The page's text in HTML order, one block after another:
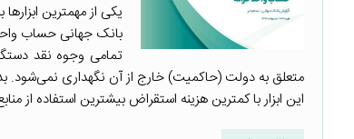
یکی از مهمترین
تمامی وجوه نقد
متعلق به دولت (حاکمیت) خارج از آن نگهداری نمی‌شود.
این ابزار با کمترین هزینه استقراض بیشترین استفاده از